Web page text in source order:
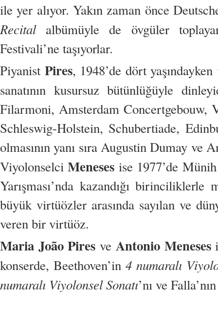
ile yer alıyor. Yakın zaman önce
Recitalalbümüyle de övgüler
Festivali’ne taşıyorlar.
PiyanistPires, 1948’de dört
sanatının kusursuz bütünlüğüyle
Filarmoni, Amsterdam Concertgebouw,
Schleswig-Holstein, Schubertiade,
olmasının yanı sıra Augustin Dumay
ViyolonselciMeneses ise 1977’de
Yarışması’nda kazandığı
büyük virtüözler arasında sayılan ve
veren bir virtüöz.
Maria João Pires ve Antonio Meneses
konserde, Beethoven’in 4 numaralı
numaralı Viyolonsel Sonatı’nı ve